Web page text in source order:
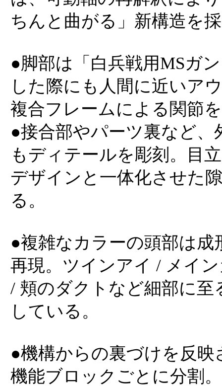
ちんと曲がる」新構造を
●脚部は「白兵戦用MSガ
した際にも人間に近いア
複合フレームによる関節
●接合部やパーツ裏など
もディテールを彫刻。目
デザインと一体化させた
る。
●複雑なカラーの頭部は
再現。ツインアイ / メイ
/ 頬のダクトなど細部に
している。
●機構からの裏づけを反
機能ブロックごとに分割